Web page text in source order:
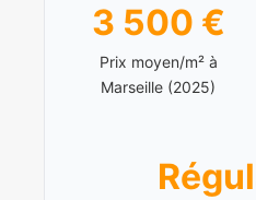
3 500 €
Prix moyen/m² à
Marseille (2025)